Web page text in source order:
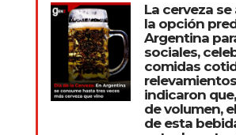
La cerveza
la opción
Argentina
sociales,
comidas
indicaron
de volumen,
de esta